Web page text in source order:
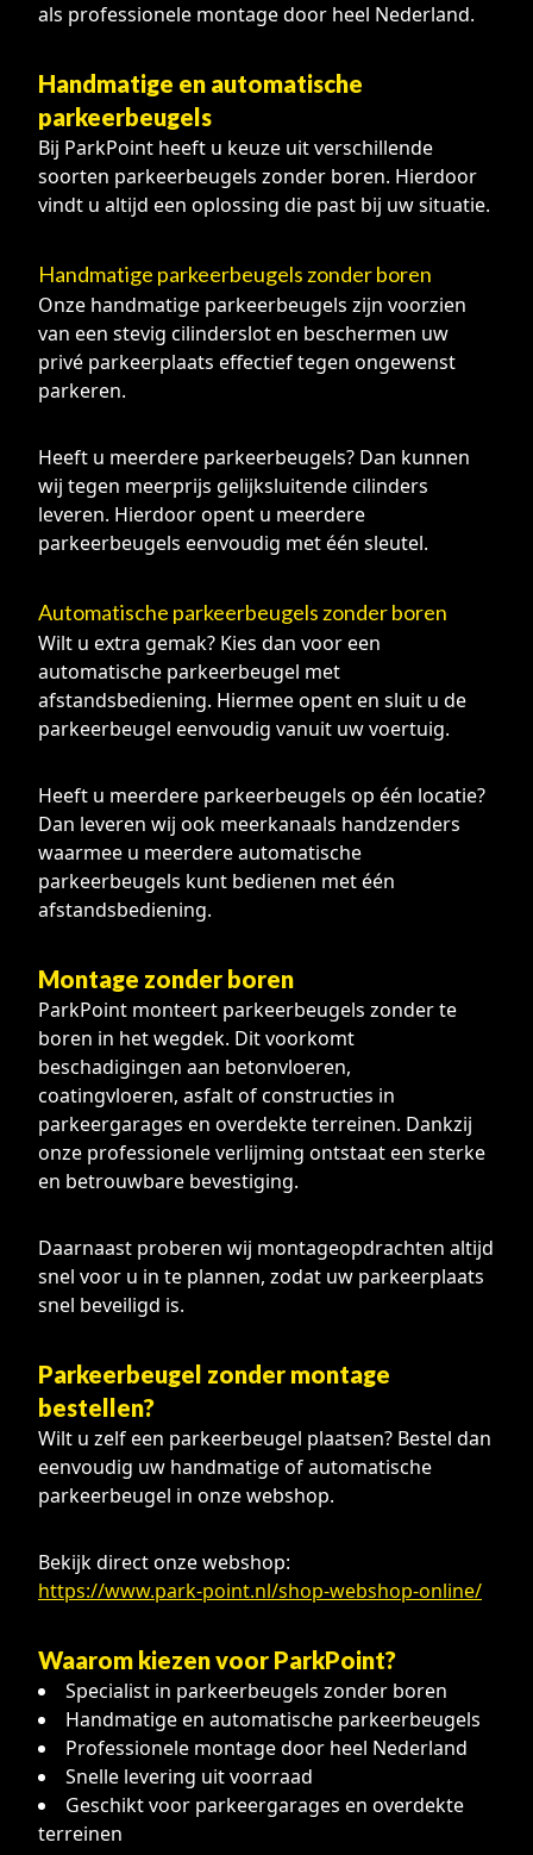
als professionele montage door heel Nederland.
Handmatige en automatische
parkeerbeugels
Bij ParkPoint heeft u keuze uit verschillende
soorten parkeerbeugels zonder boren. Hierdoor
vindt u altijd een oplossing die past bij uw situatie.
Handmatige parkeerbeugels zonder boren
Onze handmatige parkeerbeugels zijn voorzien
van een stevig cilinderslot en beschermen uw
privé parkeerplaats effectief tegen ongewenst
parkeren.
Heeft u meerdere parkeerbeugels? Dan kunnen
wij tegen meerprijs gelijksluitende cilinders
leveren. Hierdoor opent u meerdere
parkeerbeugels eenvoudig met één sleutel.
Automatische parkeerbeugels zonder boren
Wilt u extra gemak? Kies dan voor een
automatische parkeerbeugel met
afstandsbediening. Hiermee opent en sluit u de
parkeerbeugel eenvoudig vanuit uw voertuig.
Heeft u meerdere parkeerbeugels op één locatie?
Dan leveren wij ook meerkanaals handzenders
waarmee u meerdere automatische
parkeerbeugels kunt bedienen met één
afstandsbediening.
Montage zonder boren
ParkPoint monteert parkeerbeugels zonder te
boren in het wegdek. Dit voorkomt
beschadigingen aan betonvloeren,
coatingvloeren, asfalt of constructies in
parkeergarages en overdekte terreinen. Dankzij
onze professionele verlijming ontstaat een sterke
en betrouwbare bevestiging.
Daarnaast proberen wij montageopdrachten altijd
snel voor u in te plannen, zodat uw parkeerplaats
snel beveiligd is.
Parkeerbeugel zonder montage
bestellen?
Wilt u zelf een parkeerbeugel plaatsen? Bestel dan
eenvoudig uw handmatige of automatische
parkeerbeugel in onze webshop.
Bekijk direct onze webshop:
https://www.park-point.nl/shop-webshop-online/
Waarom kiezen voor ParkPoint?
Specialist in parkeerbeugels zonder boren
Handmatige en automatische parkeerbeugels
Professionele montage door heel Nederland
Snelle levering uit voorraad
Geschikt voor parkeergarages en overdekte
terreinen